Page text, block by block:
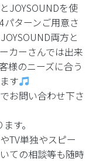
JOYSOUNDを使
ターンご用意さ
両方と
カーさんでは出来
様のニーズに合う
す
お問い合わせ下さ
す。
TV単独やスピー
ての相談等も随時